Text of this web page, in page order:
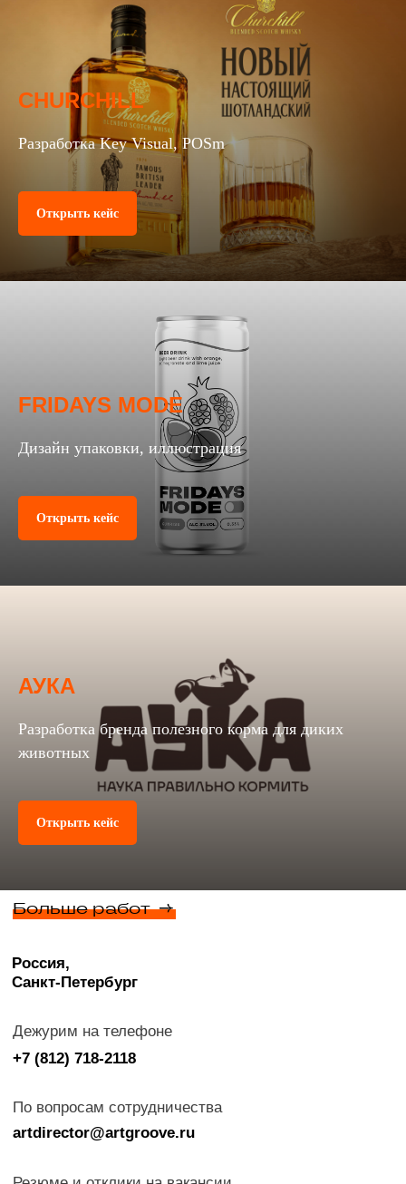
CHURCHILL
Разработка Key Visual, POSm
Открыть кейс
FRIDAYS MODE
Дизайн упаковки, иллюстрация
Открыть кейс
АУКА
Разработка бренда полезного корма для диких
животных
Открыть кейс